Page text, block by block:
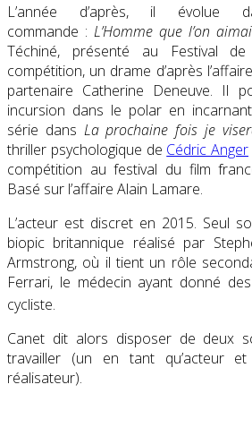
L’année d’après, il
commande : L’Homme que l’on
Téchiné, présenté au Festival
compétition, un drame d’après
partenaire Catherine Deneuve. Il
incursion dans le polar en
série dans La prochaine fois je
thriller psychologique de Cédric Anger
compétition au festival du film
Basé sur l’affaire Alain Lamare.
L’acteur est discret en 2015. Seul
biopic britannique réalisé par
Armstrong, où il tient un rôle
Ferrari, le médecin ayant donné
cycliste.
Canet dit alors disposer de deux
travailler (un en tant qu’acteur
réalisateur).